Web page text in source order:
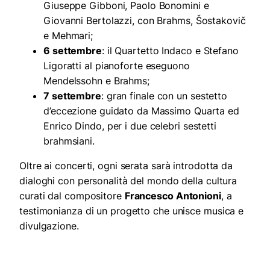
Giuseppe Gibboni, Paolo Bonomini e
Giovanni Bertolazzi, con Brahms, Šostakovič
e Mehmari;
6 settembre: il Quartetto Indaco e Stefano
Ligoratti al pianoforte eseguono
Mendelssohn e Brahms;
7 settembre: gran finale con un sestetto
d’eccezione guidato da Massimo Quarta ed
Enrico Dindo, per i due celebri sestetti
brahmsiani.
Oltre ai concerti, ogni serata sarà introdotta da
dialoghi con personalità del mondo della cultura
curati dal compositore Francesco Antonioni, a
testimonianza di un progetto che unisce musica e
divulgazione.